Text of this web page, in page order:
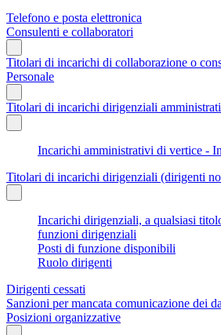
Telefono e posta elettronica
Consulenti e collaboratori
Titolari di incarichi di collaborazione o
Personale
Titolari di incarichi dirigenziali
Incarichi amministrativi di vertice -
Titolari di incarichi dirigenziali (dirigenti
Incarichi dirigenziali, a qualsiasi
funzioni dirigenziali
Posti di funzione disponibili
Ruolo dirigenti
Dirigenti cessati
Sanzioni per mancata comunicazione dei
Posizioni organizzative